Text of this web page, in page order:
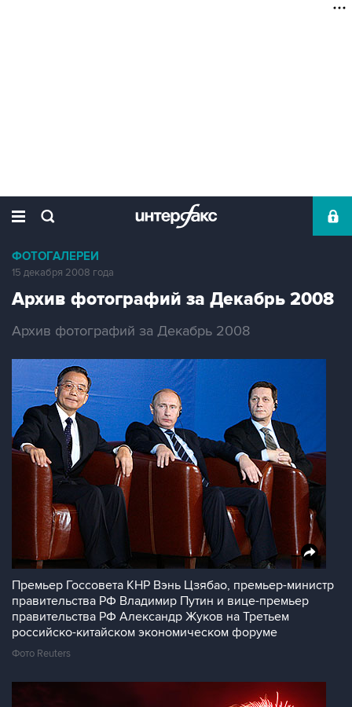
ФОТОГАЛЕРЕИ
15 декабря 2008 года
Архив фотографий за Декабрь 2008
Архив фотографий за Декабрь 2008
Премьер Госсовета КНР Вэнь Цзябао, премьер-министр
правительства РФ Владимир Путин и вице-премьер
правительства РФ Александр Жуков на Третьем
российско-китайском экономическом форуме
Фото Reuters